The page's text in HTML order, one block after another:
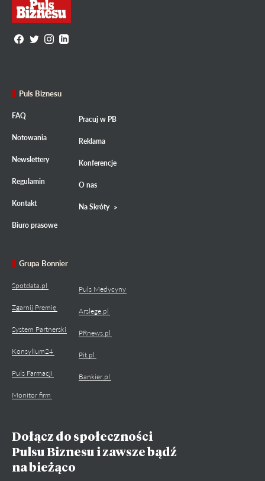
Puls Biznesu
FAQ
Notowania
Newslettery
Regulamin
Kontakt
Biuro prasowe
Pracuj w PB
Reklama
Konferencje
O nas
Na Skróty
Grupa Bonnier
Spotdata.pl
Zgarnij Premię
System Partnerski
Konsylium24
Puls Farmacji
Monitor firm
Puls Medycyny
Arslege.pl
PRnews.pl
Pit.pl
Bankier.pl
Dołącz do społeczności
Pulsu Biznesu i zawsze bądź
na bieżąco